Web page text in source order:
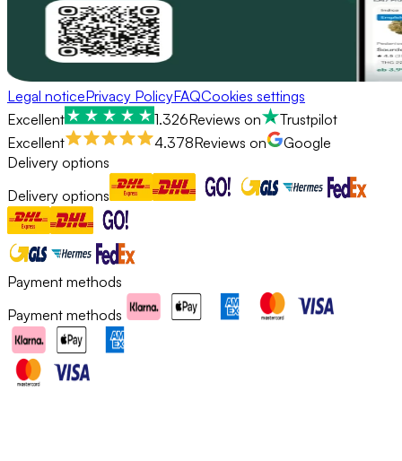
Legal noticePrivacy PolicyFAQCookies settings
Excellent
1.326Reviews on
Trustpilot
Excellent
4.378Reviews on
Google
Delivery options
Delivery options
Payment methods
Payment methods